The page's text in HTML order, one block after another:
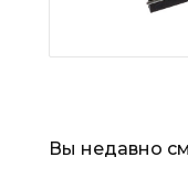
Вы недавно